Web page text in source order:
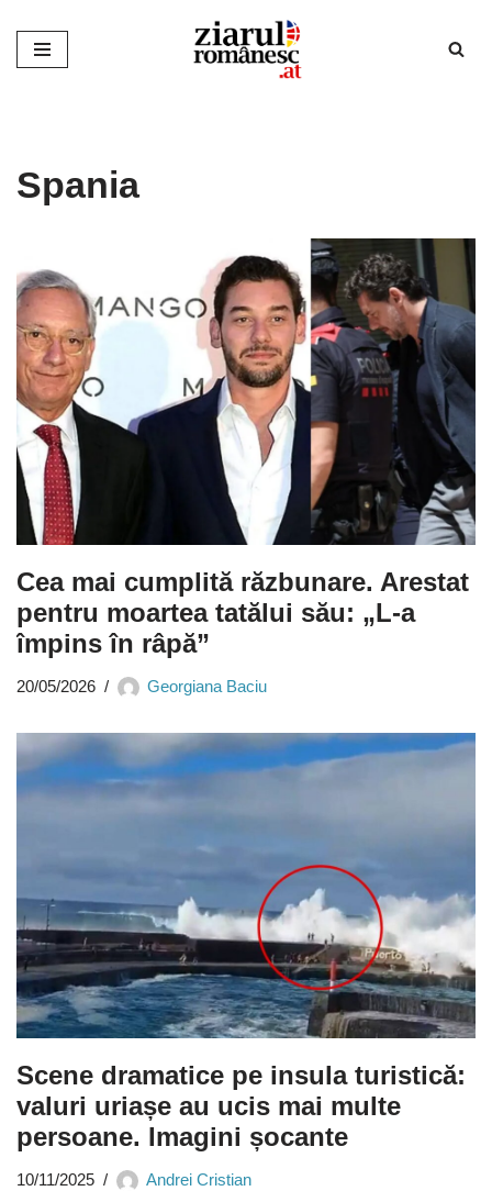
Sari
Spania
Cea mai cumplită răzbunare. Arestat
pentru moartea tatălui său: „L-a
împins în râpă”
20/05/2026 Georgiana Baciu
Scene dramatice pe insula turistică:
valuri uriașe au ucis mai multe
persoane. Imagini șocante
10/11/2025 Andrei Cristian